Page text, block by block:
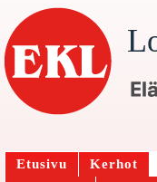
Etusivu Kerhot